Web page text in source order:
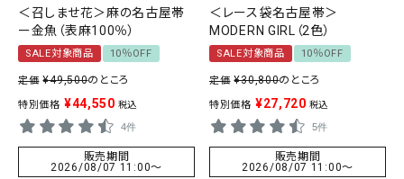
＜召しませ花＞麻の名古屋帯
ー金魚（表麻100％）
SALE対象商品 10％OFF
定価 ¥49,500のところ
特別価格 ¥44,550 税込
4件
販売期間
2026/08/07 11:00〜
＜レース袋名古屋帯＞
MODERN GIRL（2色）
SALE対象商品 10％OFF
定価 ¥30,800のところ
特別価格 ¥27,720 税込
5件
販売期間
2026/08/07 11:00〜